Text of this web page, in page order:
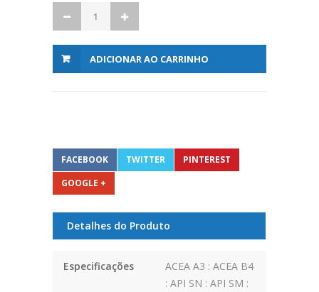
ADICIONAR AO CARRINHO
FACEBOOK TWITTER
PINTEREST
GOOGLE +
Detalhes do Produto
Especificações
ACEA A3 : ACEA B4
: API SN : API SM :